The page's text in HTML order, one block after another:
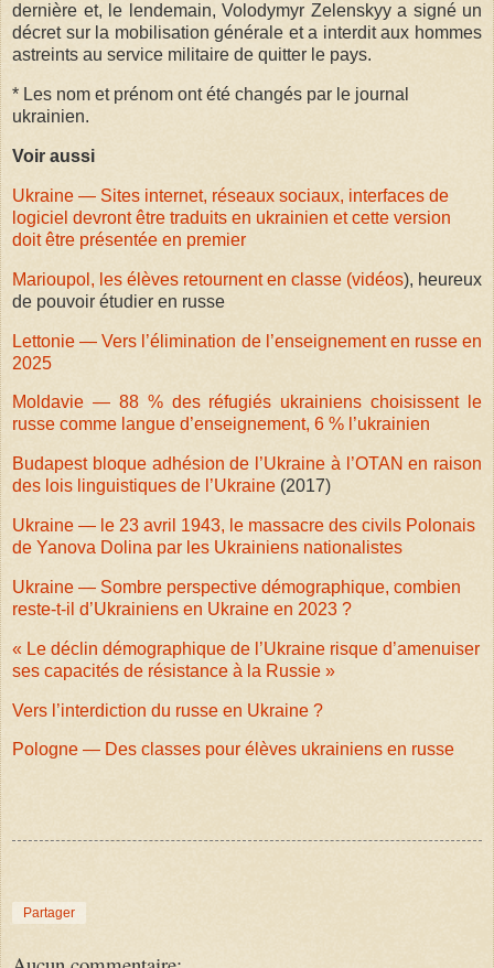
dernière et, le lendemain, Volodymyr Zelenskyy a signé un
décret sur la mobilisation générale et a interdit aux hommes
astreints au service militaire de quitter le pays.
* Les nom et prénom ont été changés par le journal
ukrainien.
Voir aussi
Ukraine — Sites internet, réseaux sociaux, interfaces de
logiciel devront être traduits en ukrainien et cette version
doit être présentée en premier
Marioupol, les élèves retournent en classe (vidéos), heureux
de pouvoir étudier en russe
Lettonie — Vers l’élimination de l’enseignement en russe en
2025
Moldavie — 88 % des réfugiés ukrainiens choisissent le
russe comme langue d’enseignement, 6 % l’ukrainien
Budapest bloque adhésion de l’Ukraine à l’OTAN en raison
des lois linguistiques de l’Ukraine (2017)
Ukraine — le 23 avril 1943, le massacre des civils Polonais
de Yanova Dolina par les Ukrainiens nationalistes
Ukraine — Sombre perspective démographique, combien
reste-t-il d’Ukrainiens en Ukraine en 2023 ?
« Le déclin démographique de l’Ukraine risque d’amenuiser
ses capacités de résistance à la Russie »
Vers l’interdiction du russe en Ukraine ?
Pologne — Des classes pour élèves ukrainiens en russe
Partager